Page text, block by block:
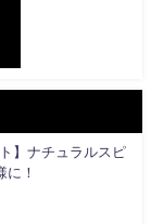
】ナチュラルスピ
に！